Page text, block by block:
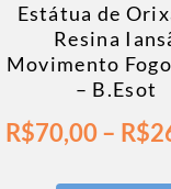
Estátua de
Resina
Movimento
– B.Esot
R$70,00– R$